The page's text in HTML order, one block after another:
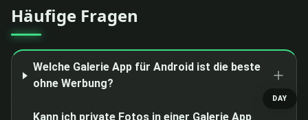
DAY
Häufige Fragen
Welche Galerie App für Android ist die beste
ohne Werbung?
Kann ich private Fotos in einer Galerie App